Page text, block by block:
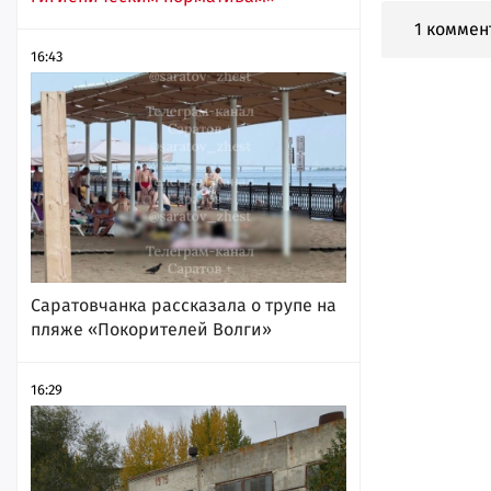
16:43
Саратовчанка рассказала о трупе на
пляже «Покорителей Волги»
16:29
1